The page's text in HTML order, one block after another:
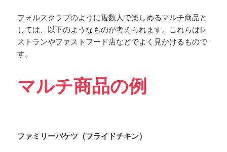
フォルスクラブのように複数人で楽しめるマルチ商品と
しては、以下のようなものが考えられます。これらはレ
ストランやファストフード店などでよく見かけるもので
す。
マルチ商品の例
ファミリーバケツ（フライドチキン）